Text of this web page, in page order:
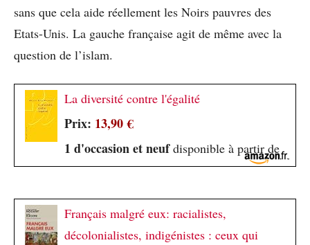
sans que cela aide réellement les Noirs pauvres des
Etats-Unis. La gauche française agit de même avec la
question de l’islam.
La diversité contre l'égalité
Prix: 13,90 €
1 d'occasion et neufdisponible à partir de
Français malgré eux: racialistes,
décolonialistes, indigénistes : ceux qui